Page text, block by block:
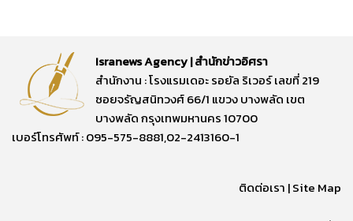
Isranews Agency | สำนักข่าวอิศรา
สำนักงาน : โรงแรมเดอะ รอยัล ริเวอร์ เลขที่ 219
ซอยจรัญสนิทวงศ์ 66/1 แขวง บางพลัด เขต
บางพลัด กรุงเทพมหานคร 10700
เบอร์โทรศัพท์ : 095-575-8881,02-2413160-1
ติดต่อเรา |Site Map